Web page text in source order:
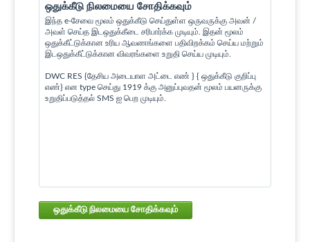
ஒதுக்கீடு நிலமையை சோதிக்கவும்
இந்த e-சேவை மூலம் ஒதுக்கீடு செய்துள்ள ஒருவருக்கு அவன் /
அவள் செய்த இடஒதுக்கீடை சரிபார்க்க முடியும். இதன் மூலம்
ஒதுக்கீட்டுக்கான உரிய ஆவணங்களை பதிவிறக்கம் செய்ய மற்றும்
இடஒதுக்கீட்டுக்கான விவரங்களை உறுதி செய்ய முடியும்.
DWC RES {தேசிய அடையாள அட்டை எண் } { ஒதுக்கீடு குறிப்பு
எண்} என type செய்து 1919 க்கு அனுப்புவதன் மூலம் பயனருக்கு
உறுதிப்படுத்தல் SMS ஐ பெற முடியும்.
ஒதுக்கீடு நிலமையை சோதிக்கவும்